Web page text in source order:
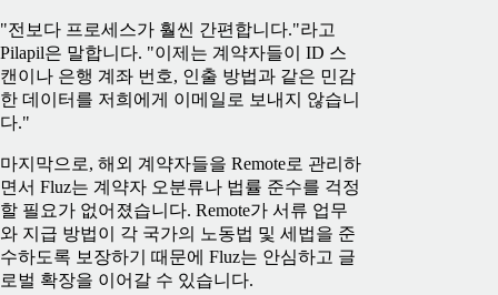
"전보다 프로세스가 훨씬 간편합니다."라고
Pilapil은 말합니다. "이제는 계약자들이 ID 스
캔이나 은행 계좌 번호, 인출 방법과 같은 민감
한 데이터를 저희에게 이메일로 보내지 않습니
다."
마지막으로, 해외 계약자들을 Remote로 관리하
면서 Fluz는 계약자 오분류나 법률 준수를 걱정
할 필요가 없어졌습니다. Remote가 서류 업무
와 지급 방법이 각 국가의 노동법 및 세법을 준
수하도록 보장하기 때문에 Fluz는 안심하고 글
로벌 확장을 이어갈 수 있습니다.